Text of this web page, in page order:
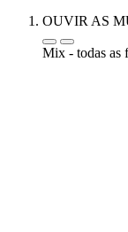
OUVIR AS
Mix - todas as